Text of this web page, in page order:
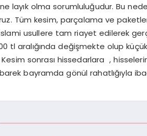
layık olma sorumluluğudur. Bu
Tüm kesim, parçalama ve
usullere tam riayet edilerek
tl aralığında değişmekte olup
sonrası hissedarlara ,
bayramda gönül rahatlığıyla